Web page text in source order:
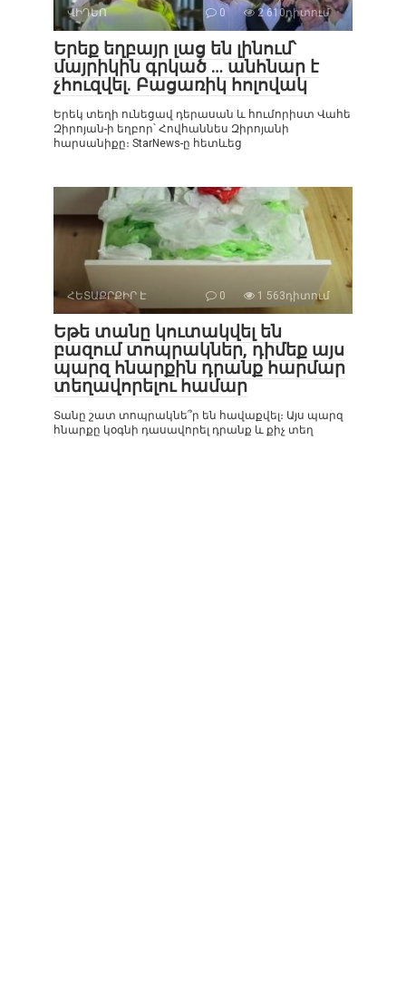
ՎԻԴԵՈ 0 2 610դիտում
Երեք եղբայր լաց են լինում՝
մայրիկին գրկած … անհնար է
չհուզվել. Բացառիկ հոլովակ
Երեկ տեղի ունեցավ դերասան և հումորիստ Վահե
Զիրոյան-ի եղբոր՝ Հովհաննես Զիրոյանի
հարսանիքը։ StarNews-ը հետևեց
ՀԵՏԱՔՐՔԻՐ Է 0 1 563դիտում
Եթե տանը կուտակվել են
բազում տոպրակներ, դիմեք այս
պարզ հնարքին դրանք հարմար
տեղավորելու համար
Տանը շատ տոպրակնե՞ր են հավաքվել։ Այս պարզ
հնարքը կօգնի դասավորել դրանք և քիչ տեղ